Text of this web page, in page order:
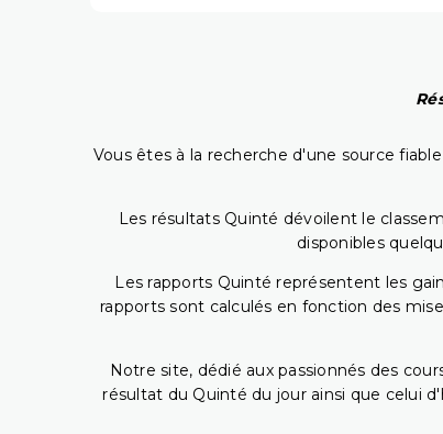
Vous êtes à la recherche d'une source
Les résultats Quinté dévoilent le
disponibles
Les rapports Quinté représentent les
rapports sont calculés en fonction des
Notre site, dédié aux passionnés des
résultat du Quinté du jour ainsi que celui